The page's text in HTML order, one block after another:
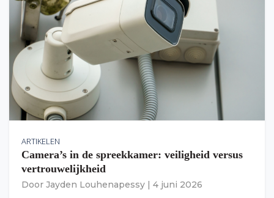
ARTIKELEN
Camera’s in de spreekkamer: veiligheid versus
vertrouwelijkheid
Door Jayden Louhenapessy 4 juni 2026